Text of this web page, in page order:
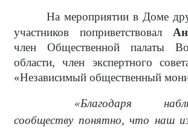
На мероприятии в Доме
участников поприветствовал
член Общественной палаты
области, член экспертного
«Независимый общественный
«Благодаря
сообществу понятно, что наш